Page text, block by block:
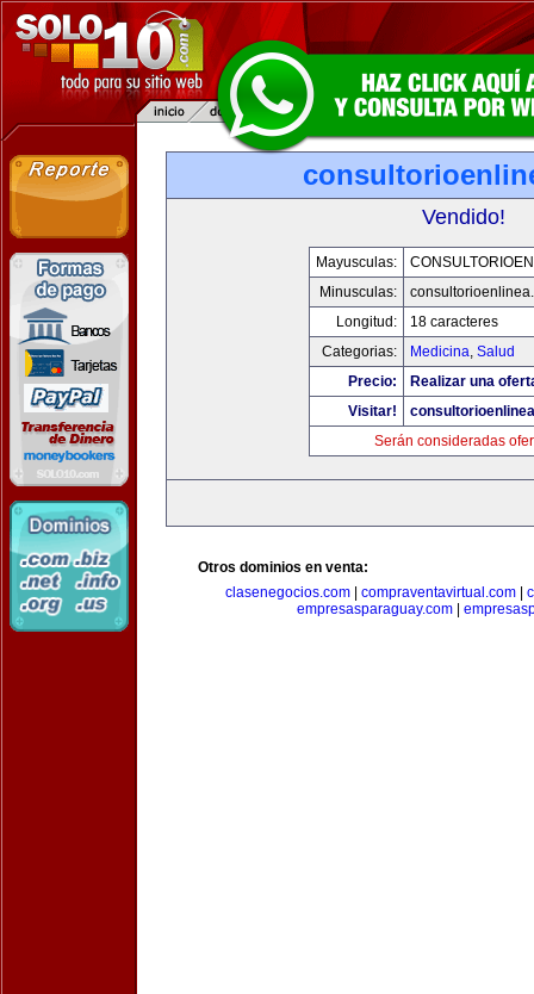
Vendido!
Mayusculas:
Minusculas:
Longitud:
18 caracteres
Categorias:
Medicina, Salud
Precio:
Realizar una
Visitar!
Serán consideradas
Otros dominios en venta:
clasenegocios.com| compraventavirtual.com|
empresasparaguay.com|